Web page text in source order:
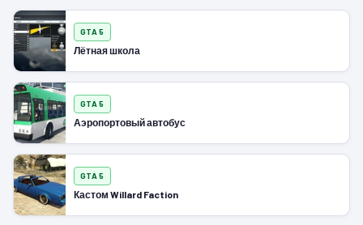
GTA 5
Лётная школа
GTA 5
Аэропортовый автобус
GTA 5
Кастом Willard Faction